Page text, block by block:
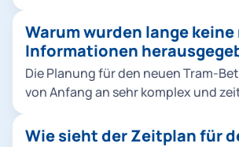
durch die Regierung von
Warum wurden lange keine
Informationen
Die Planung für den neuen Tram-
von Anfang an sehr komplex und
Rahmenbedingungen neu begonnen
Wie sieht der Zeitplan für